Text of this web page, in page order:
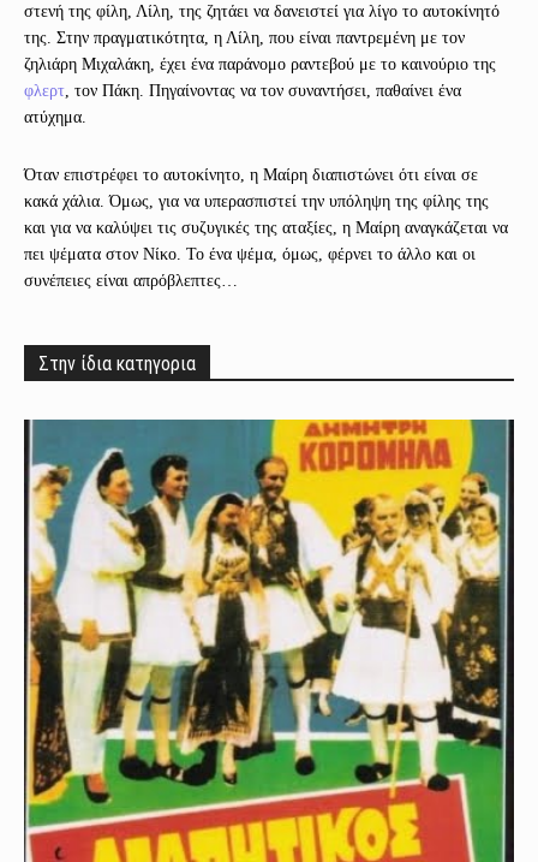
στενή της φίλη, Λίλη, της ζητάει να δανειστεί για λίγο το αυτοκίνητό
της. Στην πραγματικότητα, η Λίλη, που είναι παντρεμένη με τον
ζηλιάρη Μιχαλάκη, έχει ένα παράνομο ραντεβού με το καινούριο της
φλερτ , τον Πάκη. Πηγαίνοντας να τον συναντήσει, παθαίνει ένα
ατύχημα.
Όταν επιστρέφει το αυτοκίνητο, η Μαίρη διαπιστώνει ότι είναι σε
κακά χάλια. Όμως, για να υπερασπιστεί την υπόληψη της φίλης της
και για να καλύψει τις συζυγικές της αταξίες, η Μαίρη αναγκάζεται να
πει ψέματα στον Νίκο. Το ένα ψέμα, όμως, φέρνει το άλλο και οι
συνέπειες είναι απρόβλεπτες…
Στην ίδια κατηγορια